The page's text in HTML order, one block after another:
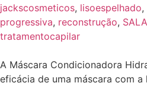
jackscosmeticos, lisoespelhado,
progressiva, reconstrução,
tratamentocapilar
A Máscara Condicionadora
eficácia de uma máscara com a